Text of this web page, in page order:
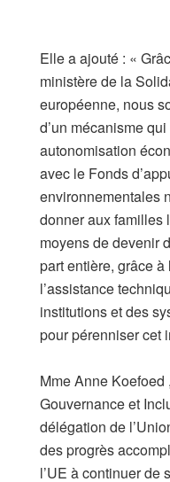
​Elle a ajouté : «
ministère de la
européenne, nous
d’un mécanisme
autonomisation
avec le Fonds
environnementales
donner aux familles
moyens de devenir
part entière, grâce
l’assistance
institutions et des
pour pérenniser cet
​Mme Anne Koefoed
Gouvernance et
délégation de
des progrès
l’UE à continuer de